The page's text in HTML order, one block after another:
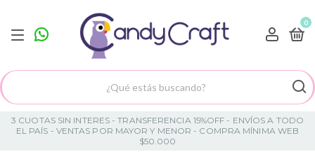
0
3 CUOTAS SIN INTERES - TRANSFERENCIA 15%OFF - ENVÍOS A TODO
EL PAÍS - VENTAS POR MAYOR Y MENOR - COMPRA MÍNIMA WEB
$50.000